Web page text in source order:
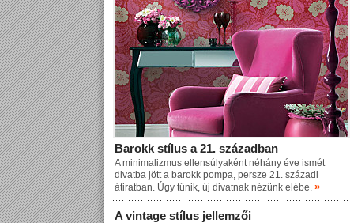
Barokk stílus a 21. században
A minimalizmus ellensúlyaként néhány éve ismét
divatba jött a barokk pompa, persze 21. századi
átiratban. Úgy tűnik, új divatnak nézünk elébe. »
A vintage stílus jellemzői